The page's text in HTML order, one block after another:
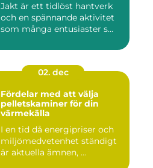
Jakt är ett tidlöst hantverk
och en spännande aktivitet
som många entusiaster s...
02. dec
Fördelar med att välja
pelletskaminer för din
värmekälla
I en tid då energipriser och
miljömedvetenhet ständigt
är aktuella ämnen, ...